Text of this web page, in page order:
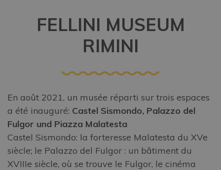
FELLINI MUSEUM
RIMINI
En août 2021, un musée réparti sur trois espaces
a été inauguré: Castel Sismondo, Palazzo del
Fulgor und Piazza Malatesta
Castel Sismondo: la forteresse Malatesta du XVe
siècle; le Palazzo del Fulgor : un bâtiment du
XVIIIe siècle, où se trouve le Fulgor, le cinéma